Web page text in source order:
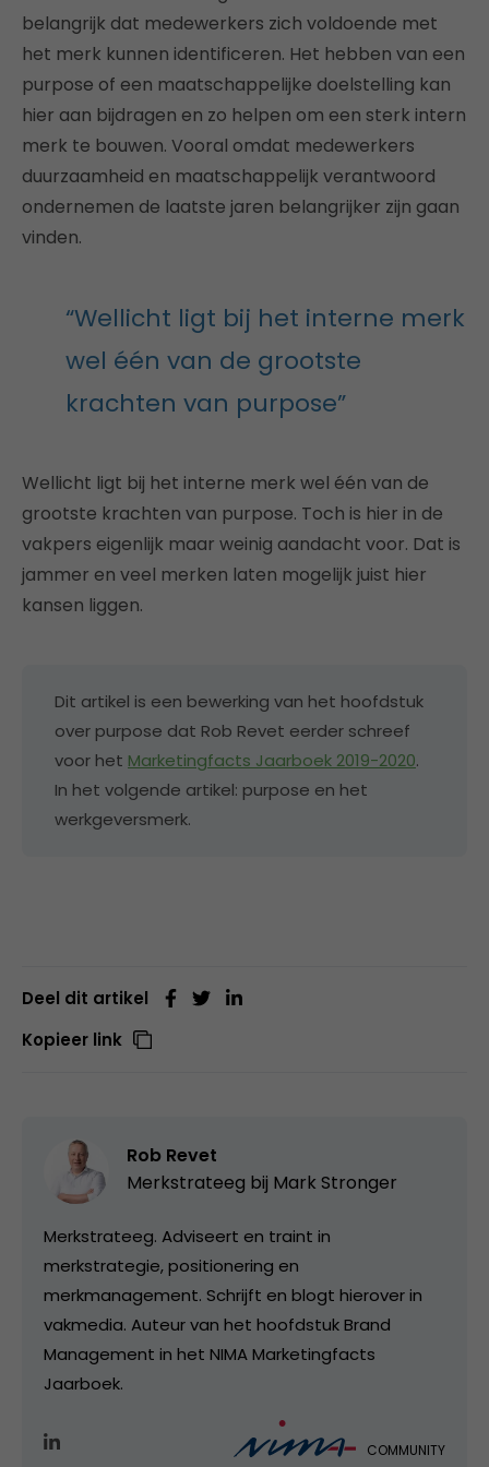
belangrijk dat medewerkers zich voldoende met
het merk kunnen identificeren. Het hebben van een
purpose of een maatschappelijke doelstelling kan
hier aan bijdragen en zo helpen om een sterk intern
merk te bouwen. Vooral omdat medewerkers
duurzaamheid en maatschappelijk verantwoord
ondernemen de laatste jaren belangrijker zijn gaan
vinden.
“Wellicht ligt bij het interne merk
wel één van de grootste
krachten van purpose”
Wellicht ligt bij het interne merk wel één van de
grootste krachten van purpose. Toch is hier in de
vakpers eigenlijk maar weinig aandacht voor. Dat is
jammer en veel merken laten mogelijk juist hier
kansen liggen.
Dit artikel is een bewerking van het hoofdstuk
over purpose dat Rob Revet eerder schreef
voor het Marketingfacts Jaarboek 2019-2020.
In het volgende artikel: purpose en het
werkgeversmerk.
Deel dit artikel
Kopieer link
Rob Revet
Merkstrateeg bij Mark Stronger
Merkstrateeg. Adviseert en traint in
merkstrategie, positionering en
merkmanagement. Schrijft en blogt hierover in
vakmedia. Auteur van het hoofdstuk Brand
Management in het NIMA Marketingfacts
Jaarboek.
COMMUNITY